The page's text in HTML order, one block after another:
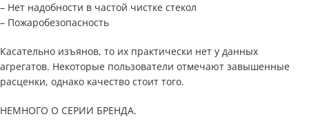
– Нет надобности в частой чистке стекол
– Пожаробезопасность
Касательно изъянов, то их практически нет у данных
агрегатов. Некоторые пользователи отмечают завышенные
расценки, однако качество стоит того.
НЕМНОГО О СЕРИИ БРЕНДА.